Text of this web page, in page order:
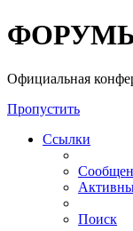
ФОРУМЫ
Официальная
Пропустить
Ссылки
Поиск